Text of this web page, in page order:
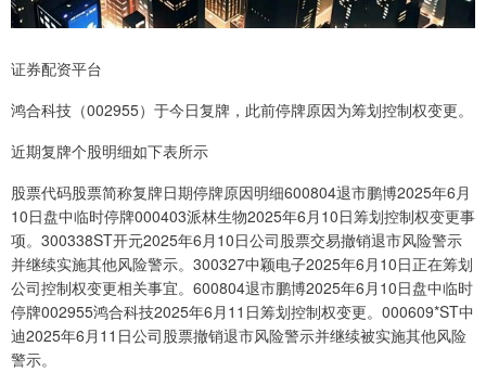
证券配资平台
鸿合科技（002955）于今日复牌，此前停牌原因为筹划控制权变更。
近期复牌个股明细如下表所示
股票代码股票简称复牌日期停牌原因明细600804退市鹏博2025年6月
10日盘中临时停牌000403派林生物2025年6月10日筹划控制权变更事
项。300338ST开元2025年6月10日公司股票交易撤销退市风险警示
并继续实施其他风险警示。300327中颖电子2025年6月10日正在筹划
公司控制权变更相关事宜。600804退市鹏博2025年6月10日盘中临时
停牌002955鸿合科技2025年6月11日筹划控制权变更。000609*ST中
迪2025年6月11日公司股票撤销退市风险警示并继续被实施其他风险
警示。